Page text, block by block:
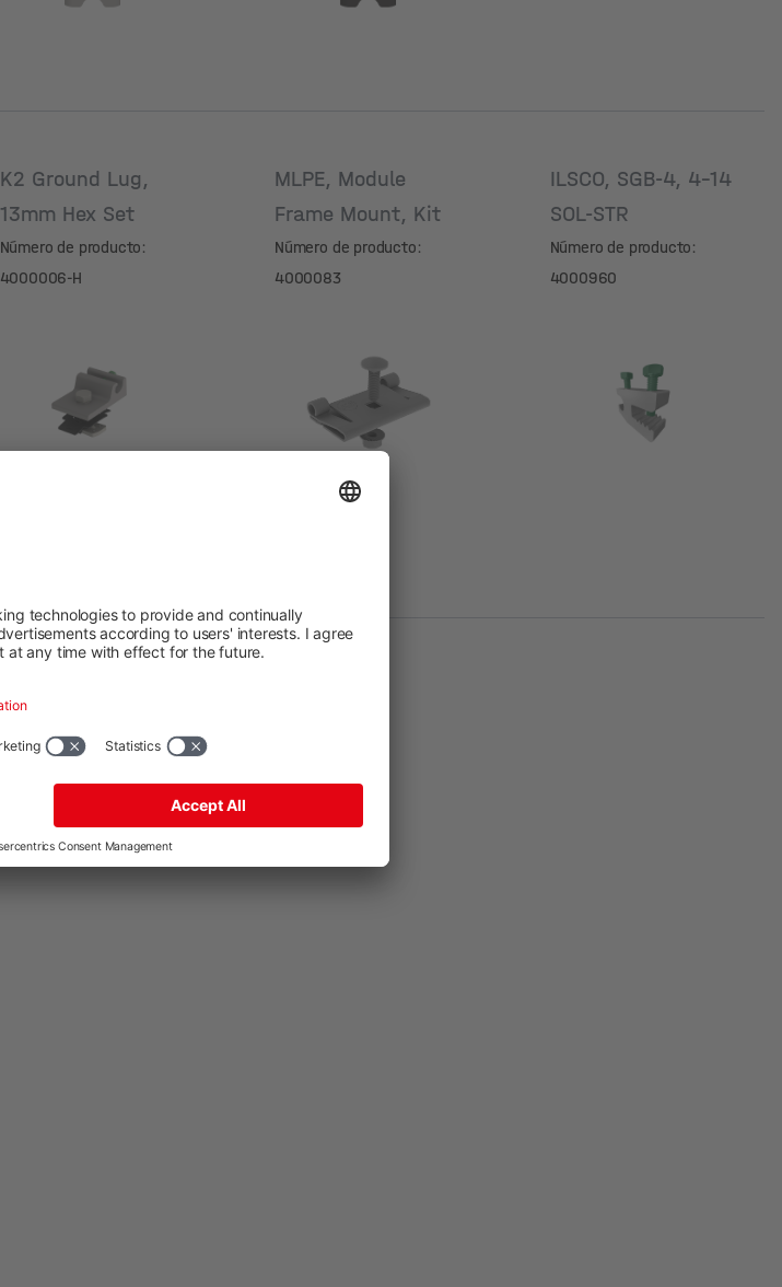
K2 Ground Lug,
13mm Hex Set
Número de producto:
4000006-H
MLPE, Module
Frame Mount, Kit
Número de producto:
4000083
ILSCO, SGB-4, 4-14
SOL-STR
Número de producto:
4000960